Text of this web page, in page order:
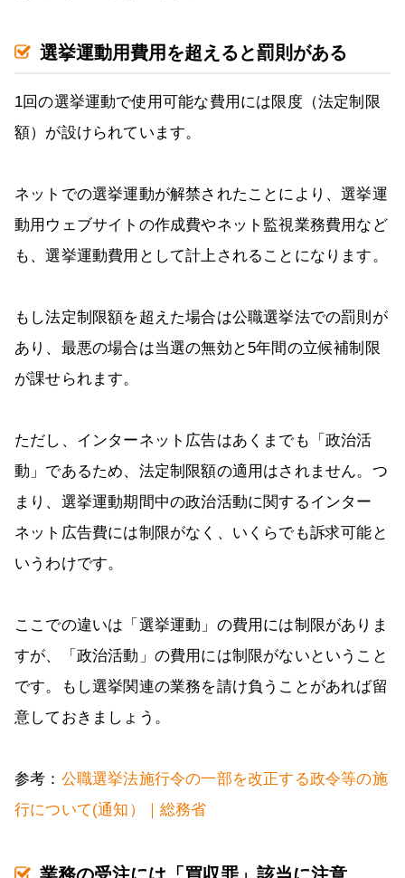
選挙運動用費用を超えると罰則がある
1回の選挙運動で使用可能な費用には限度（法定制限
額）が設けられています。
ネットでの選挙運動が解禁されたことにより、選挙運
動用ウェブサイトの作成費やネット監視業務費用など
も、選挙運動費用として計上されることになります。
もし法定制限額を超えた場合は公職選挙法での罰則が
あり、最悪の場合は当選の無効と5年間の立候補制限
が課せられます。
ただし、インターネット広告はあくまでも「政治活
動」であるため、法定制限額の適用はされません。つ
まり、選挙運動期間中の政治活動に関するインター
ネット広告費には制限がなく、いくらでも訴求可能と
いうわけです。
ここでの違いは「選挙運動」の費用には制限がありま
すが、「政治活動」の費用には制限がないということ
です。もし選挙関連の業務を請け負うことがあれば留
意しておきましょう。
参考： 公職選挙法施行令の一部を改正する政令等の施
行について(通知）｜総務省